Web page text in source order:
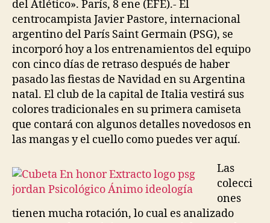
del Atlético». París, 8 ene (EFE).- El
centrocampista Javier Pastore, internacional
argentino del París Saint Germain (PSG), se
incorporó hoy a los entrenamientos del equipo
con cinco días de retraso después de haber
pasado las fiestas de Navidad en su Argentina
natal. El club de la capital de Italia vestirá sus
colores tradicionales en su primera camiseta
que contará con algunos detalles novedosos en
las mangas y el cuello como puedes ver aquí.
Las
colecci
ones
tienen mucha rotación, lo cual es analizado